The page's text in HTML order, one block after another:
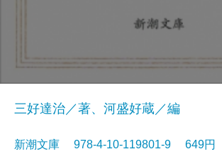
三好達治／著、河盛好蔵／編
新潮文庫 978-4-10-119801-9 649円